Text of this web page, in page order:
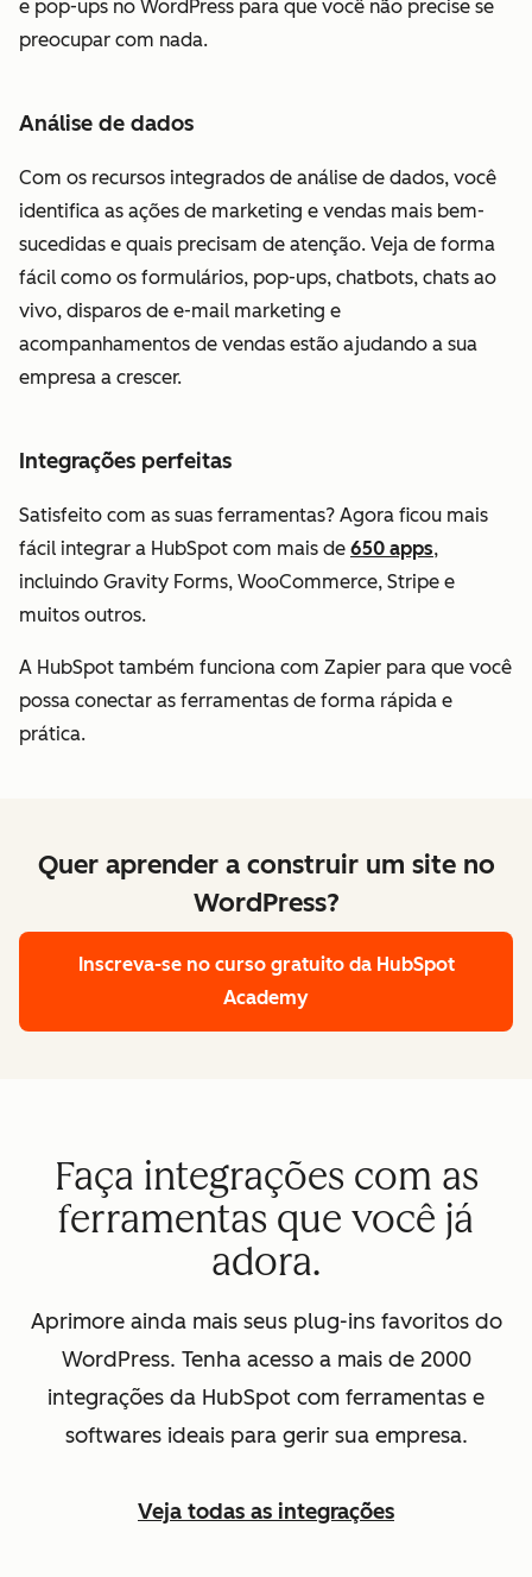
e pop-ups no WordPress para que você não precise se
preocupar com nada.
Análise de dados
Com os recursos integrados de análise de dados, você
identifica as ações de marketing e vendas mais bem-
sucedidas e quais precisam de atenção. Veja de forma
fácil como os formulários, pop-ups, chatbots, chats ao
vivo, disparos de e-mail marketing e
acompanhamentos de vendas estão ajudando a sua
empresa a crescer.
Integrações perfeitas
Satisfeito com as suas ferramentas? Agora ficou mais
fácil integrar a HubSpot com mais de 650 apps,
incluindo Gravity Forms, WooCommerce, Stripe e
muitos outros.
A HubSpot também funciona com Zapier para que você
possa conectar as ferramentas de forma rápida e
prática.
Quer aprender a construir um site no
WordPress?
Inscreva-se no curso gratuito da HubSpot
Academy
Faça integrações com as
ferramentas que você já
adora.
Aprimore ainda mais seus plug-ins favoritos do
WordPress. Tenha acesso a mais de 2000
integrações da HubSpot com ferramentas e
softwares ideais para gerir sua empresa.
Veja todas as integrações